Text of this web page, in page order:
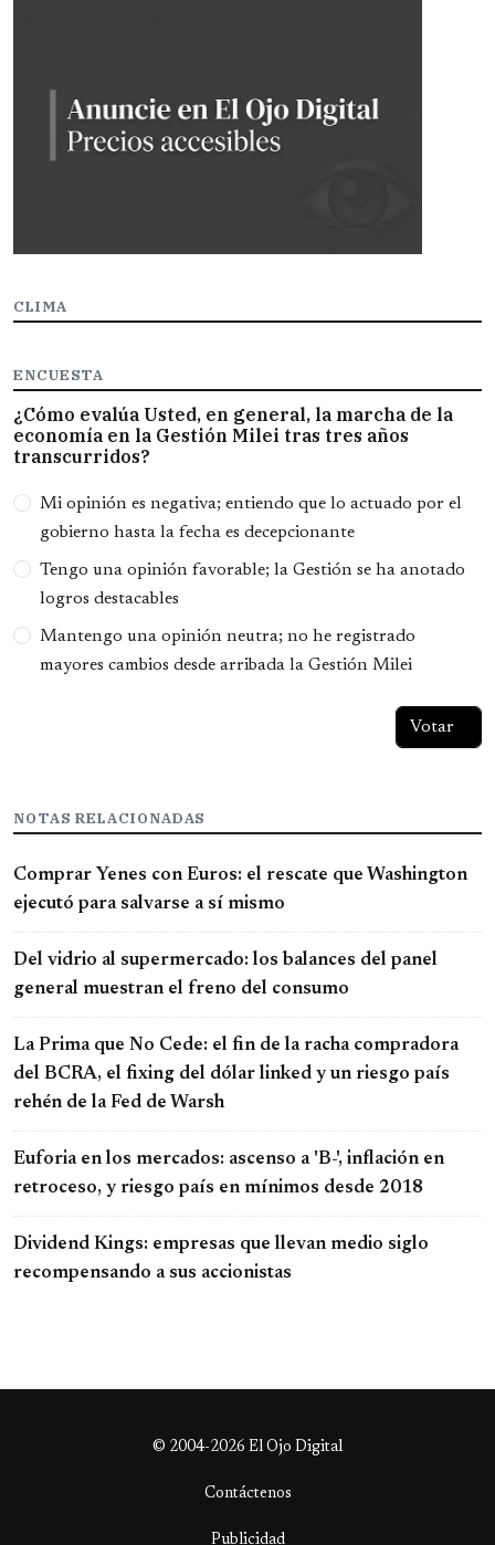
CLIMA
ENCUESTA
¿Cómo evalúa Usted, en general, la marcha de la
economía en la Gestión Milei tras tres años
transcurridos?
Opciones
Mi opinión es negativa; entiendo que lo actuado por el
gobierno hasta la fecha es decepcionante
Tengo una opinión favorable; la Gestión se ha anotado
logros destacables
Mantengo una opinión neutra; no he registrado
mayores cambios desde arribada la Gestión Milei
NOTAS RELACIONADAS
Comprar Yenes con Euros: el rescate que Washington
ejecutó para salvarse a sí mismo
Del vidrio al supermercado: los balances del panel
general muestran el freno del consumo
La Prima que No Cede: el fin de la racha compradora
del BCRA, el fixing del dólar linked y un riesgo país
rehén de la Fed de Warsh
Euforia en los mercados: ascenso a 'B-', inflación en
retroceso, y riesgo país en mínimos desde 2018
Dividend Kings: empresas que llevan medio siglo
recompensando a sus accionistas
© 2004-2026 El Ojo Digital
Contáctenos
Publicidad